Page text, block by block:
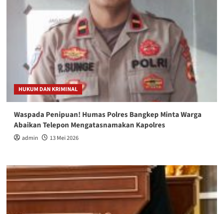
HUKUM DAN KRIMINAL
Waspada Penipuan! Humas Polres Bangkep Minta Warga
Abaikan Telepon Mengatasnamakan Kapolres
admin 13 Mei 2026